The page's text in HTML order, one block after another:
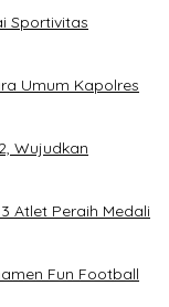
Sportivitas
Umum Kapolres
Wujudkan
Atlet Peraih Medali
Fun Football